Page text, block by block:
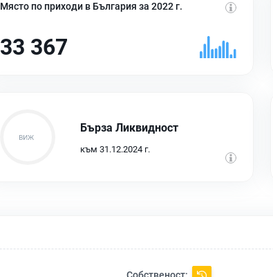
Място по приходи в България за 2022 г.
33 367
Бърза Ликвидност
към 31.12.2024 г.
Собственост: